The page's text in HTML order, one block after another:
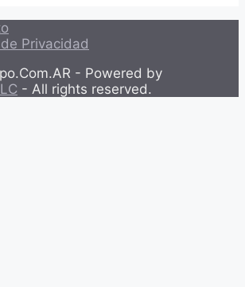
Privacidad
- Powered by
- All rights reserved.